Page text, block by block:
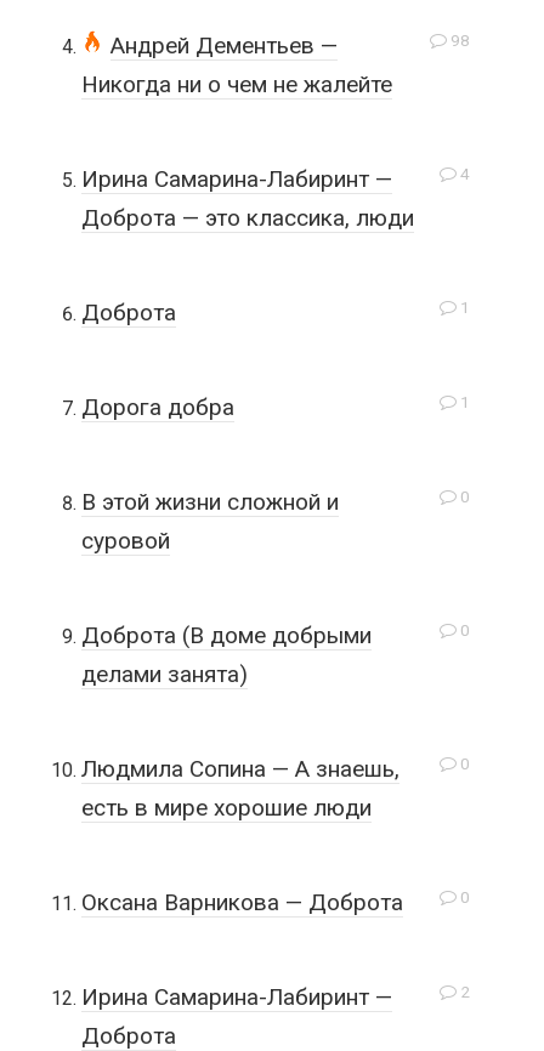
98
Андрей Дементьев —
Никогда ни о чем не жалейте
4
Ирина Самарина-Лабиринт —
Доброта — это классика, люди
1
Доброта
1
Дорога добра
0
В этой жизни сложной и
суровой
0
Доброта (В доме добрыми
делами занята)
0
Людмила Сопина — А знаешь,
есть в мире хорошие люди
0
Оксана Варникова — Доброта
2
Ирина Самарина-Лабиринт —
Доброта